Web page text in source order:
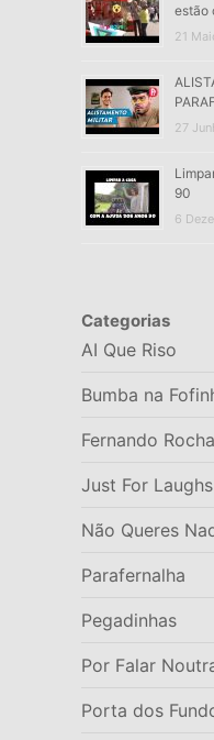
estão
21
27
90
6
Categorias
AI Que Riso
Bumba na
Fernando Rocha
Just For Laughs
Não Queres
Parafernalha
Pegadinhas
Por Falar
Porta dos